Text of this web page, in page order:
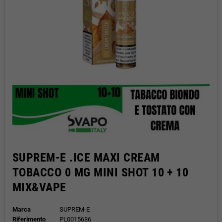
SUPREM-E .ICE MAXI CREAM
TOBACCO 0 MG MINI SHOT 10 + 10
MIX&VAPE
Marca
SUPREM-E
Riferimento
PL0015686